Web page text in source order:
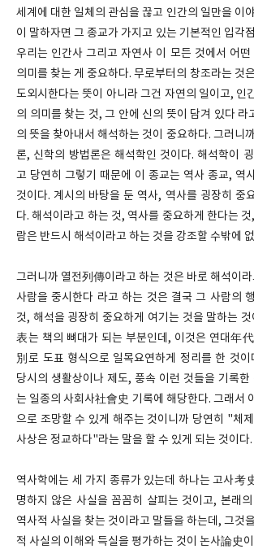
세계에 대한 일체의 관심을 끊고 인간의 일만을 이
이 말하자면 그 종교가 가지고 있는 기본적인 입각
우리는 인간사 그리고 자연사 이 모든 것에서 어떤
의미를 찾는 게 중요하다. 무로부터의 창조라는 것
도외시한다는 뜻이 아니라 그건 자연의 일이고, 인
의 의미를 찾는 것, 그 안에 신의 뜻이 담겨 있다 라
의 뜻을 찾아내서 해석하는 것이 중요하다. 그러니
론, 신학의 방법론은 해석학인 것이다. 해석학이
고 당연히 그렇기 때문에 이 종교는 역사 종교, 역
것이다. 계시의 바탕을 둔 역사, 역사를 굉장히 중
다. 해석이라고 하는 것, 역사를 중요하게 한다는
람은 반드시 해석이라고 하는 것을 강조할 수밖에
그러니까 열전列傳이라고 하는 것은 바로 해석이
사람을 중시한다 라고 하는 것은 결국 그 사람의
것, 해석을 굉장히 중요하게 여기는 것을 말하는
表는 책의 뼈대가 되는 부분인데, 이것은 연대年
別로 도표 형식으로 일목요연하게 정리를 한 것
당시의 생활상이나 제도, 풍속 이런 것들을 기록한
는 일종의 사회사社會史 기록에 해당한다. 그래서
으로 조망할 수 있게 해주는 것이니까 당연히 "체
사상은 정교하다"라는 말을 할 수 있게 되는 것이다.
역사학에는 세 가지 종류가 있는데 하나는 고사考
명하지 않은 사실을 꼼꼼히 살피는 것이고, 본래
역사적 사실을 찾는 것이라고 말들을 하는데, 그것
적 사실의 이해와 득실을 평가하는 것이 논사論史